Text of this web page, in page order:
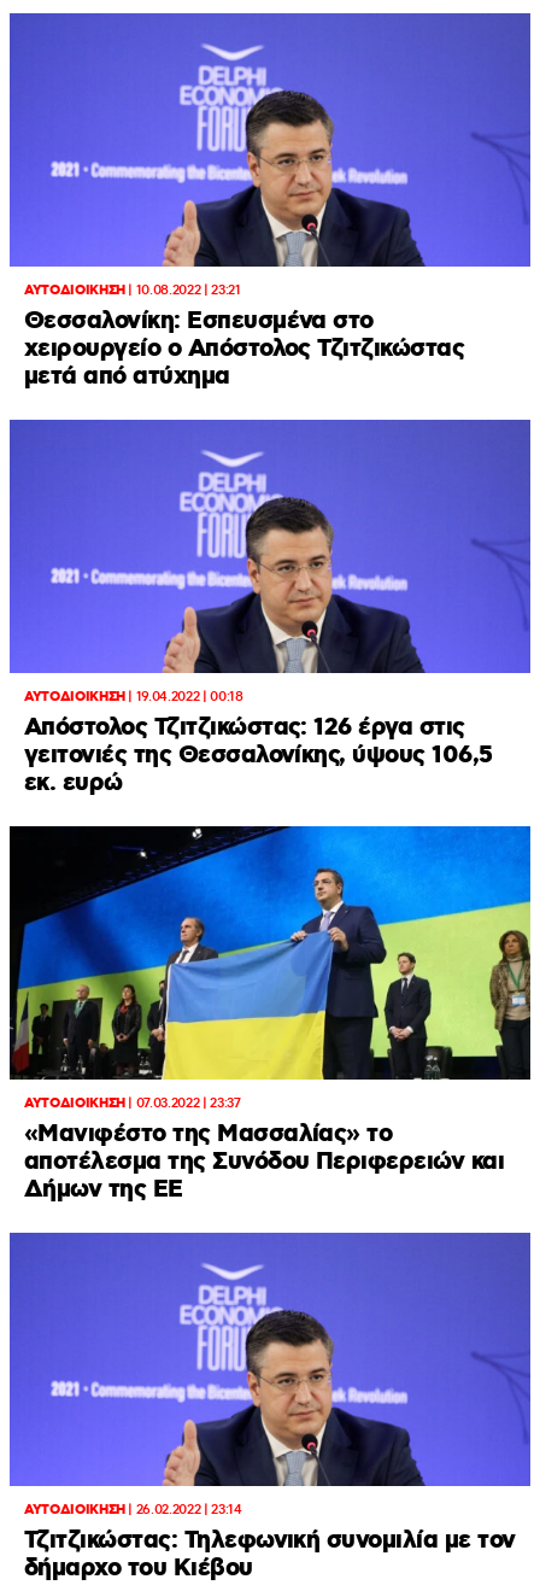
ΑΥΤΟΔΙΟΙΚΗΣΗ| 10.08.2022 | 23:21
Θεσσαλονίκη: Εσπευσμένα στο
χειρουργείο ο Απόστολος Τζιτζικώστας
μετά από ατύχημα
ΑΥΤΟΔΙΟΙΚΗΣΗ| 19.04.2022 | 00:18
Απόστολος Τζιτζικώστας: 126 έργα στις
γειτονιές της Θεσσαλονίκης, ύψους 106,5
εκ. ευρώ
ΑΥΤΟΔΙΟΙΚΗΣΗ| 07.03.2022 | 23:37
«Μανιφέστο της Μασσαλίας» το
αποτέλεσμα της Συνόδου Περιφερειών και
Δήμων της ΕΕ
ΑΥΤΟΔΙΟΙΚΗΣΗ| 26.02.2022 | 23:14
Τζιτζικώστας: Τηλεφωνική συνομιλία με τον
δήμαρχο του Κιέβου